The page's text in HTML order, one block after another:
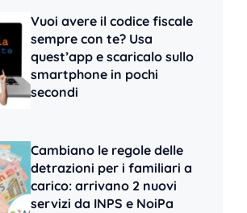
Vuoi avere il codice fiscale
sempre con te? Usa
quest’app e scaricalo sullo
smartphone in pochi
secondi
Cambiano le regole delle
detrazioni per i familiari a
carico: arrivano 2 nuovi
servizi da INPS e NoiPa